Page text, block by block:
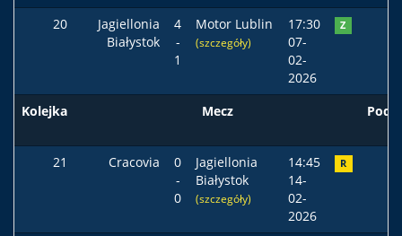
20
Jagiellonia
Białystok
4
-
1
Motor Lublin
(szczegóły)
17:30
07-
02-
2026
Z
Kolejka Mecz Podst
21 Cracovia
0
-
0
Jagiellonia
Białystok
(szczegóły)
14:45
14-
02-
2026
R